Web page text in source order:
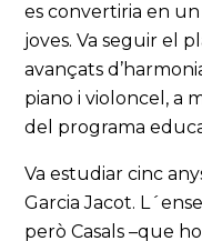
es convertiria en
joves. Va seguir el
avançats
piano i violoncel, a
del programa
Va estudiar cinc
Garcia Jacot.
però Casals –que